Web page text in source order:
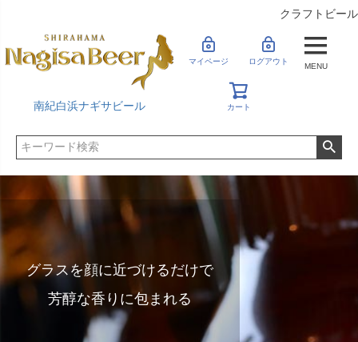
クラフトビール
南紀白浜ナギサビール
マイページ ログアウト
カート
MENU
グラスを顔に近づけるだけで
芳醇な香りに包まれる